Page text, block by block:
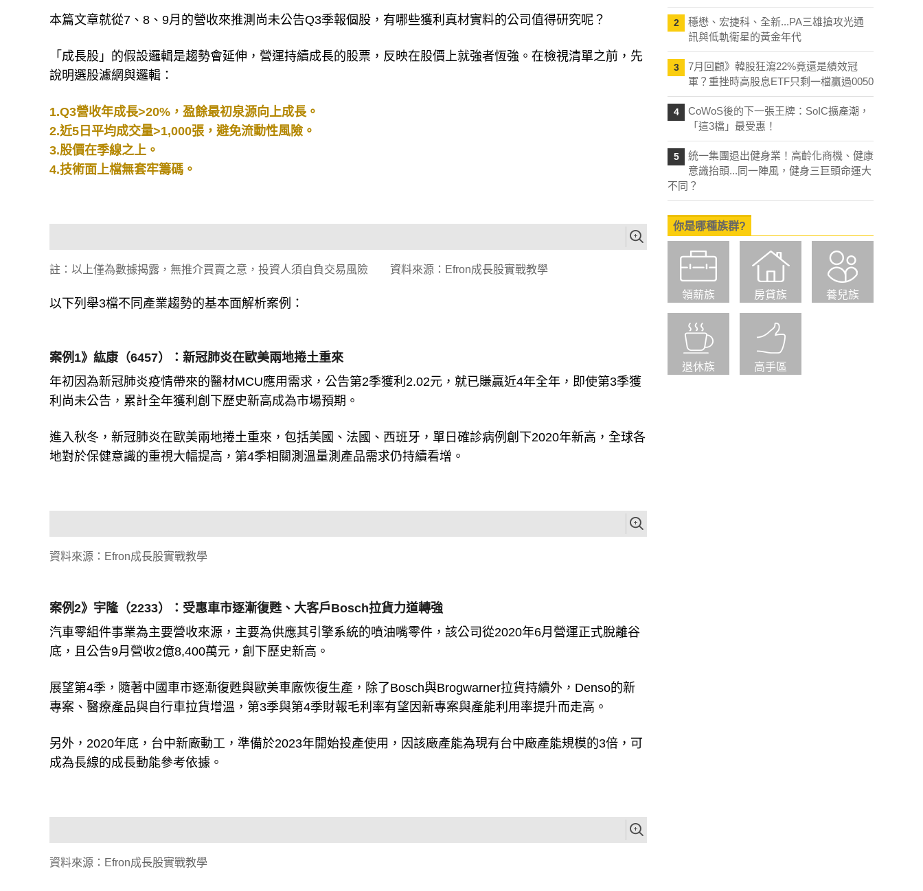
本篇文章就從7、8、9月的營收來推測尚未公告Q3季報個股，有哪些獲利真材實料的公司值得研究呢？
「成長股」的假設邏輯是趨勢會延伸，營運持續成長的股票，反映在股價上就強者恆強。在檢視清單之前，先
說明選股濾網與邏輯：
1.Q3營收年成長>20%，盈餘最初泉源向上成長。
2.近5日平均成交量>1,000張，避免流動性風險。
3.股價在季線之上。
4.技術面上檔無套牢籌碼。
註：以上僅為數據揭露，無推介買賣之意，投資人須自負交易風險 資料來源：Efron成長股實戰教學
以下列舉3檔不同產業趨勢的基本面解析案例：
案例1》紘康（6457）：新冠肺炎在歐美兩地捲土重來
年初因為新冠肺炎疫情帶來的醫材MCU應用需求，公告第2季獲利2.02元，就已賺贏近4年全年，即使第3季獲
利尚未公告，累計全年獲利創下歷史新高成為市場預期。
進入秋冬，新冠肺炎在歐美兩地捲土重來，包括美國、法國、西班牙，單日確診病例創下2020年新高，全球各
地對於保健意識的重視大幅提高，第4季相關測溫量測產品需求仍持續看增。
資料來源：Efron成長股實戰教學
案例2》宇隆（2233）：受惠車市逐漸復甦、大客戶Bosch拉貨力道轉強
汽車零組件事業為主要營收來源，主要為供應其引擎系統的噴油嘴零件，該公司從2020年6月營運正式脫離谷
底，且公告9月營收2億8,400萬元，創下歷史新高。
展望第4季，隨著中國車市逐漸復甦與歐美車廠恢復生產，除了Bosch與Brogwarner拉貨持續外，Denso的新
專案、醫療產品與自行車拉貨增溫，第3季與第4季財報毛利率有望因新專案與產能利用率提升而走高。
另外，2020年底，台中新廠動工，準備於2023年開始投產使用，因該廠產能為現有台中廠產能規模的3倍，可
成為長線的成長動能參考依據。
資料來源：Efron成長股實戰教學
2
穩懋、宏捷科、全新...PA三雄搶攻光通
訊與低軌衛星的黃金年代
3
7月回顧》韓股狂瀉22%竟還是績效冠
軍？重挫時高股息ETF只剩一檔贏過0050
4
CoWoS後的下一張王牌：SoIC擴產潮，
「這3檔」最受惠！
5
統一集團退出健身業！高齡化商機、健康
意識抬頭...同一陣風，健身三巨頭命運大
不同？
你是哪種族群?
領薪族 房貸族 養兒族
退休族 高手區